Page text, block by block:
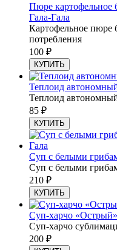
Пюре картофельное
Гала-Гала
Картофельное пюре
потребления
100 ₽
КУПИТЬ
Теплоид
Теплоид
85 ₽
КУПИТЬ
Суп с белыми
Суп с белыми
210 ₽
КУПИТЬ
Суп-харчо
Суп-харчо
200 ₽